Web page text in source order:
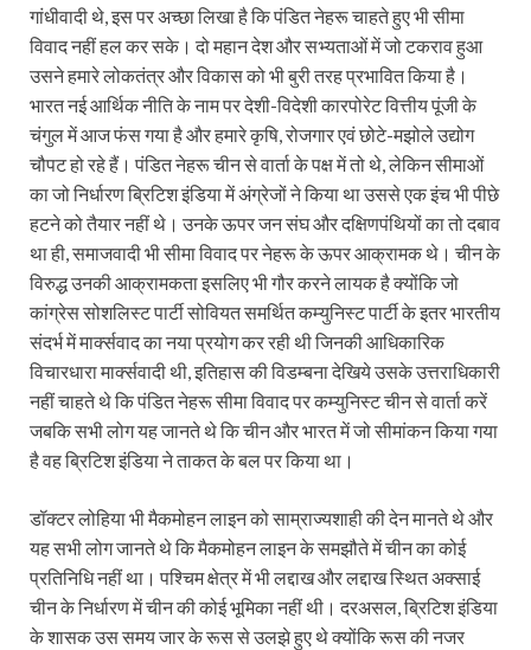
गांधीवादी थे, इस पर अच्छा लिखा है कि पंडित नेहरू चाहते हुए भी सीमा
विवाद नहीं हल कर सके। दो महान देश और सभ्यताओं में जो टकराव हुआ
उसने हमारे लोकतंत्र और विकास को भी बुरी तरह प्रभावित किया है।
भारत नई आर्थिक नीति के नाम पर देशी-विदेशी कारपोरेट वित्तीय पूंजी के
चंगुल में आज फंस गया है और हमारे कृषि, रोजगार एवं छोटे-मझोले उद्योग
चौपट हो रहे हैं। पंडित नेहरू चीन से वार्ता के पक्ष में तो थे, लेकिन सीमाओं
का जो निर्धारण ब्रिटिश इंडिया में अंग्रेजों ने किया था उससे एक इंच भी पीछे
हटने को तैयार नहीं थे। उनके ऊपर जन संघ और दक्षिणपंथियों का तो दबाव
था ही, समाजवादी भी सीमा विवाद पर नेहरू के ऊपर आक्रामक थे। चीन के
विरुद्ध उनकी आक्रामकता इसलिए भी गौर करने लायक है क्योंकि जो
कांग्रेस सोशलिस्ट पार्टी सोवियत समर्थित कम्युनिस्ट पार्टी के इतर भारतीय
संदर्भ में मार्क्सवाद का नया प्रयोग कर रही थी जिनकी आधिकारिक
विचारधारा मार्क्सवादी थी, इतिहास की विडम्बना देखिये उसके उत्तराधिकारी
नहीं चाहते थे कि पंडित नेहरू सीमा विवाद पर कम्युनिस्ट चीन से वार्ता करें
जबकि सभी लोग यह जानते थे कि चीन और भारत में जो सीमांकन किया गया
है वह ब्रिटिश इंडिया ने ताकत के बल पर किया था।
डॉक्टर लोहिया भी मैकमोहन लाइन को साम्राज्यशाही की देन मानते थे और
यह सभी लोग जानते थे कि मैकमोहन लाइन के समझौते में चीन का कोई
प्रतिनिधि नहीं था। पश्चिम क्षेत्र में भी लद्दाख और लद्दाख स्थित अक्साई
चीन के निर्धारण में चीन की कोई भूमिका नहीं थी। दरअसल, ब्रिटिश इंडिया
के शासक उस समय जार के रूस से उलझे हुए थे क्योंकि रूस की नजर